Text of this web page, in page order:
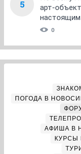
5
арт-
0
ПОГОДА В
АФИША В
КУРСЫ